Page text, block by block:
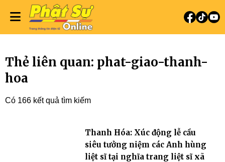
Thẻ liên quan: phat-giao-thanh-
hoa
Có 166 kết quả tìm kiếm
Thanh Hóa: Xúc động lễ cầu
siêu tưởng niệm các Anh hùng
liệt sĩ tại nghĩa trang liệt sĩ xã